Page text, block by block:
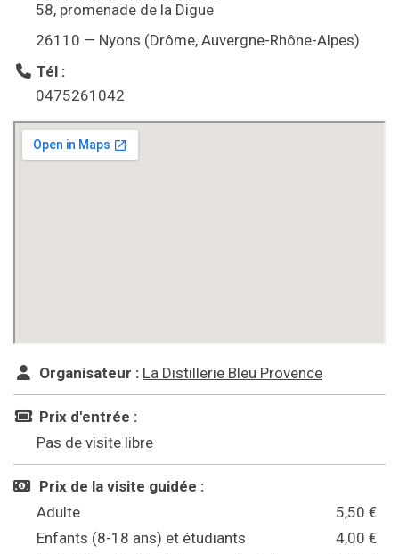
58, promenade de la Digue
26110 — Nyons (Drôme, Auvergne-Rhône-Alpes)
Tél :
0475261042
Organisateur : La Distillerie Bleu Provence
Prix d'entrée :
Pas de visite libre
Prix de la visite guidée :
Adulte
5,50 €
Enfants (8-18 ans) et étudiants
4,00 €